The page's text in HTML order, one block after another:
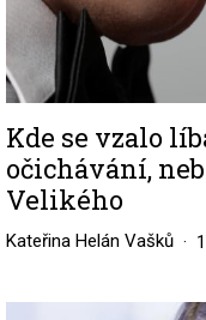
Kde se vzalo
očichávání,
Velikého
Kateřina Helán Vašků